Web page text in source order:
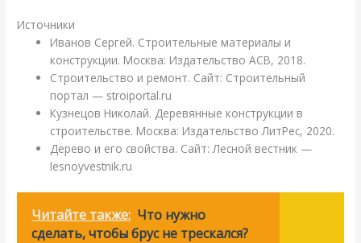
Источники
Иванов Сергей. Строительные материалы и
конструкции. Москва: Издательство АСВ, 2018.
Строительство и ремонт. Сайт: Строительный
портал — stroiportal.ru
Кузнецов Николай. Деревянные конструкции в
строительстве. Москва: Издательство ЛитРес, 2020.
Дерево и его свойства. Сайт: Лесной вестник —
lesnoyvestnik.ru
Читайте также: Что нужно
сделать, чтобы брус не трескался?